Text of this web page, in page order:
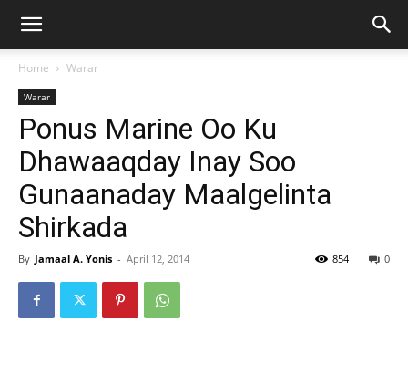
Home Warar
Warar
Ponus Marine Oo Ku
Dhawaaqday Inay Soo
Gunaanaday Maalgelinta
Shirkada
By Jamaal A. Yonis - April 12, 2014 0
854